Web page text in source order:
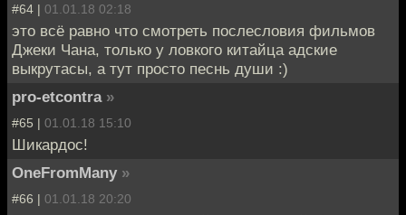
#64 | 01.01.18 02:18
это всё равно что смотреть послесловия фильмов
Джеки Чана, только у ловкого китайца адские
выкрутасы, а тут просто песнь души :)
pro-etcontra »
#65 | 01.01.18 15:10
Шикардос!
OneFromMany »
#66 | 01.01.18 20:20